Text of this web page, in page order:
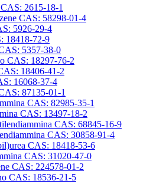
2615-18-1
CAS: 58298-01-4
5926-29-4
18418-72-9
5357-38-0
CAS: 18297-76-2
18406-41-2
16068-37-4
87135-01-1
CAS: 82985-35-1
CAS: 13497-18-2
CAS: 68845-16-9
CAS: 30858-91-4
CAS: 18418-53-6
CAS: 31020-47-0
CAS: 224578-01-2
CAS: 18536-21-5